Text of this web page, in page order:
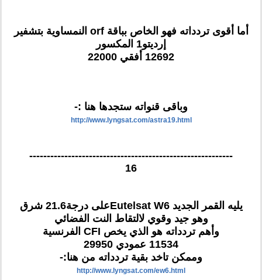
أما أقوى تردداته فهو الخاص بباقة orf النمساوية بتشفير
إرديتو1 المكسور
12692 أفقي 22000
وباقى قنواته ستجدها هنا :-
http://www.lyngsat.com/astra19.html
----------------------------------------------------------
16
يليه القمر الجديد Eutelsat W6على درجة21.6 شرق
وهو جيد وقوي لالتقاط النت الفضائي
وأهم تردداته هو الذي يخص CFI الفرنسية
11534 عمودي 29950
وممكن تاخد بقية تردداته من هنا:-
http://www.lyngsat.com/ew6.html